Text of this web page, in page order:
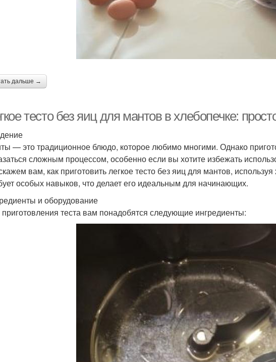
дальше →
тесто без яиц для мантов в хлебопечке:
— это традиционное блюдо, которое любимо многими. Однако
сложным процессом, особенно если вы хотите избежать
вам, как приготовить легкое тесто без яиц для мантов,
особых навыков, что делает его идеальным для начинающих.
и оборудование
теста вам понадобятся следующие ингредиенты: